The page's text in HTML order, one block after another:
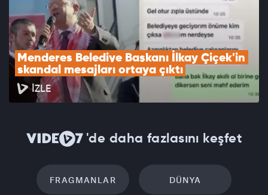
Menderes Belediye Başkanı İlkay Çiçek'in
skandal mesajları ortaya çıktı
İZLE
'de daha fazlasını keşfet
FRAGMANLAR DÜNYA